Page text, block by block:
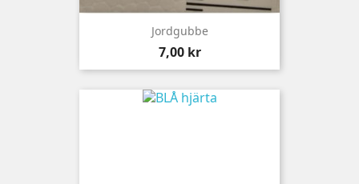
Jordgubbe
Pris
7,00 kr